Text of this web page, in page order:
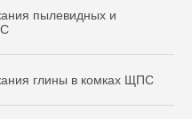
пылевидных и
глины в комках ЩПС